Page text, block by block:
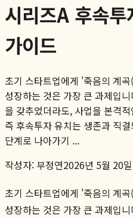
시리즈A 후속
가이드
초기 스타트업에게 '죽음의 계
성장하는 것은 가장 큰 과제입
을 갖추었더라도, 사업을 본격
즉 후속투자 유치는 생존과 직
단계로 나아가기 ...
작성자: 부정연2026년 5월 20일
초기 스타트업에게 '죽음의 계
성장하는 것은 가장 큰 과제입